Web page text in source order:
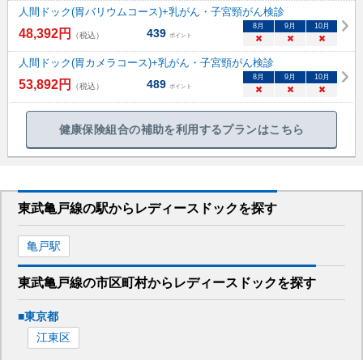
人間ドック(胃バリウムコース)+乳がん・子宮頸がん検診
48,392円 （税込） 439 ポイント
8月 9月 10月
× × ×
人間ドック(胃カメラコース)+乳がん・子宮頸がん検診
53,892円 （税込） 489 ポイント
8月 9月 10月
× × ×
健康保険組合の補助を利用するプランはこちら
東武亀戸線の駅から レディースドックを探す
亀戸駅
東武亀戸線の市区町村から レディースドックを探す
■東京都
江東区